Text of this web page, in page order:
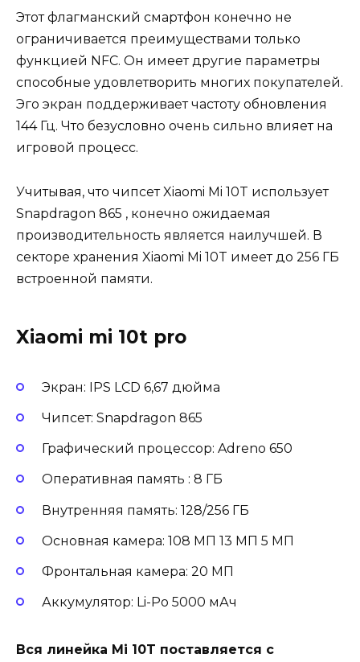
Этот флагманский смартфон конечно не
ограничивается преимуществами только
функцией NFC. Он имеет другие параметры
способные удовлетворить многих покупателей.
Эго экран поддерживает частоту обновления
144 Гц. Что безусловно очень сильно влияет на
игровой процесс.
Учитывая, что чипсет Xiaomi Mi 10T использует
Snapdragon 865 , конечно ожидаемая
производительность является наилучшей. В
секторе хранения Xiaomi Mi 10T имеет до 256 ГБ
встроенной памяти.
Xiaomi mi 10t pro
Экран: IPS LCD 6,67 дюйма
Чипсет: Snapdragon 865
Графический процессор: Adreno 650
Оперативная память : 8 ГБ
Внутренняя память: 128/256 ГБ
Основная камера: 108 МП 13 МП 5 МП
Фронтальная камера: 20 МП
Аккумулятор: Li-Po 5000 мАч
Вся линейка Mi 10T поставляется с